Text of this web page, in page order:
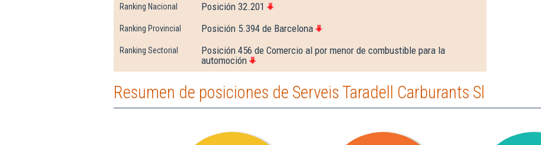
Ranking Nacional Posición 32.201
Ranking Provincial Posición 5.394 de Barcelona
Ranking Sectorial
Posición 456 de Comercio al por menor de combustible para la
automoción
Resumen de posiciones de Serveis Taradell Carburants Sl